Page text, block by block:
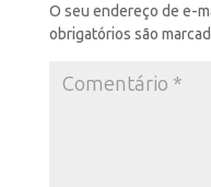
O seu endereço de e-
obrigatórios são